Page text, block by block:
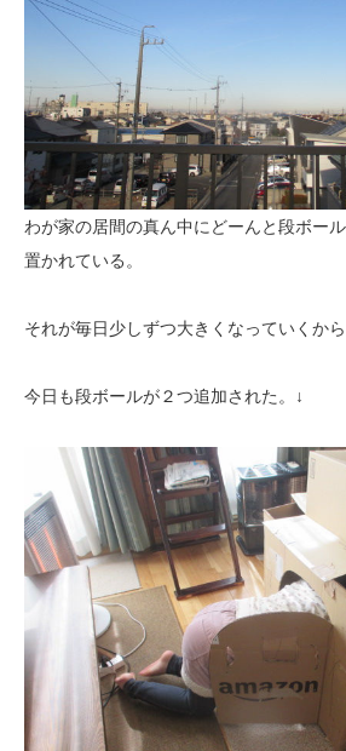
わが家の居間の真ん中にどーんと段ボー
置かれている。
それが毎日少しずつ大きくなっていくから
今日も段ボールが２つ追加された。↓